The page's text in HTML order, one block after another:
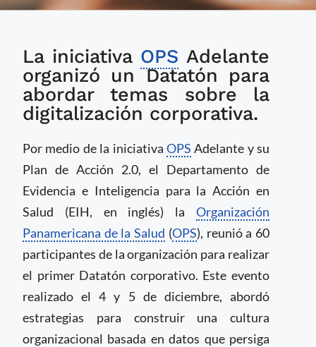
para abordar puntos
clave de la
transformación digital
La iniciativa OPS Adelante
organizó un Datatón para
abordar temas sobre la
digitalización corporativa.
Por medio de la iniciativa OPS Adelante y su
Plan de Acción 2.0, el Departamento de
Evidencia e Inteligencia para la Acción en
Salud (EIH, en inglés) la Organización
Panamericana de la Salud (OPS), reunió a 60
participantes de la organización para realizar
el primer Datatón corporativo. Este evento
realizado el 4 y 5 de diciembre, abordó
estrategias para construir una cultura
organizacional basada en datos que persiga